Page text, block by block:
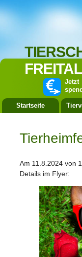
Jetzt
Startseite
Am 11.8.2024 von
Details im Flyer: